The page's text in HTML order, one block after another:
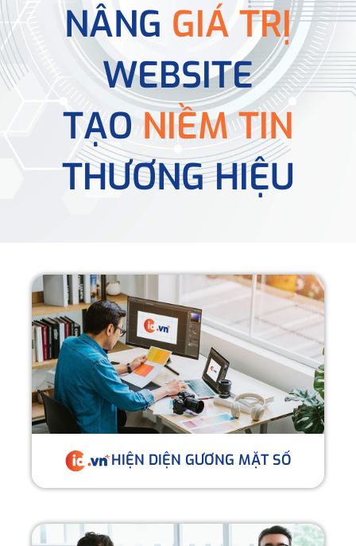
NÂNG GIÁ TRỊ
WEBSITE
TẠONIỀM TIN
THƯƠNG HIỆU
HIỆN DIỆN GƯƠNG MẶT SỐ